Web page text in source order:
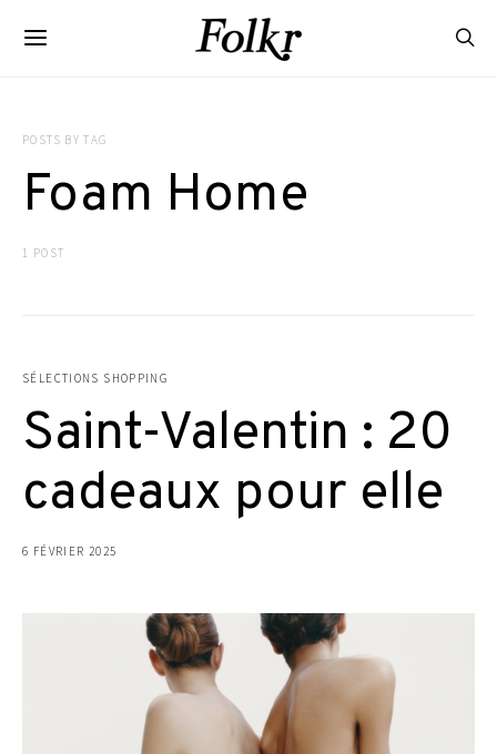
POSTS BY TAG
Foam Home
1 POST
SÉLECTIONS SHOPPING
Saint-Valentin : 20
cadeaux pour elle
6 FÉVRIER 2025